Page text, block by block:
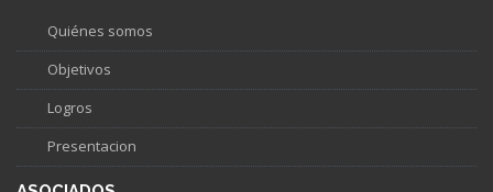
Quiénes somos
Objetivos
Logros
Presentacion